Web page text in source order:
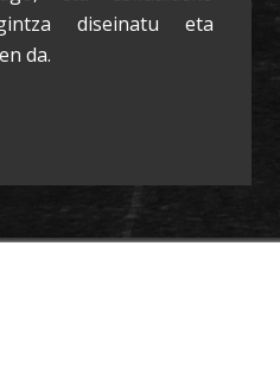
diseinatu eta
da.